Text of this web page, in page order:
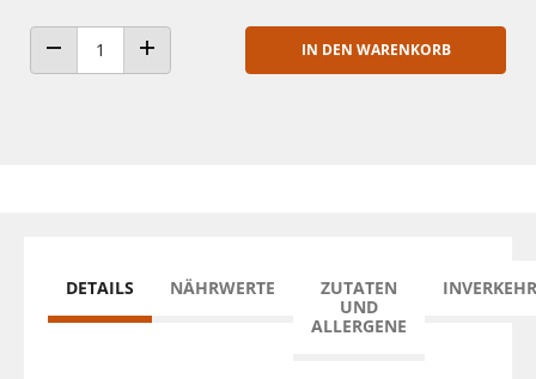
ANZAHL VERRINGERNANZAHL ERHÖHEN
IN DEN WARENKORB
DETAILS NÄHRWERTE
ZUTATEN
UND
ALLERGENE